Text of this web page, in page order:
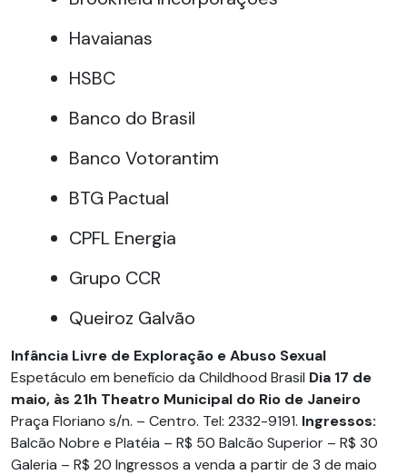
Havaianas
HSBC
Banco do Brasil
Banco Votorantim
BTG Pactual
CPFL Energia
Grupo CCR
Queiroz Galvão
Infância Livre de Exploração e Abuso Sexual
Espetáculo em benefício da Childhood Brasil Dia 17 de
maio, às 21h Theatro Municipal do Rio de Janeiro
Praça Floriano s/n. – Centro. Tel: 2332-9191. Ingressos:
Balcão Nobre e Platéia – R$ 50 Balcão Superior – R$ 30
Galeria – R$ 20 Ingressos a venda a partir de 3 de maio